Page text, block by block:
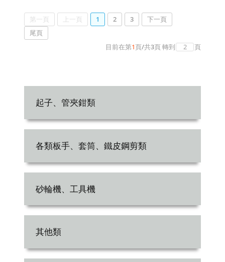
第一頁 上一頁 1 2 3
下一頁
尾頁
目前在第1頁/共3頁轉到 頁
起子、管夾鉗類
各類板手、套筒、鐵皮鋼剪類
砂輪機、工具機
其他類